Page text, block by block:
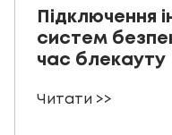
Підключення
систем
час блекауту
Читати >>